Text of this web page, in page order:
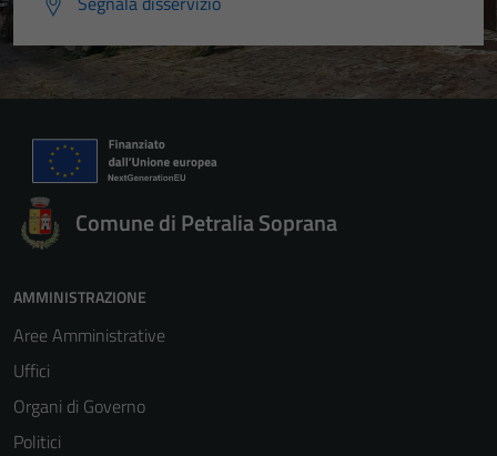
Comune di Petralia Soprana
AMMINISTRAZIONE
Aree Amministrative
Uffici
Organi di Governo
Politici